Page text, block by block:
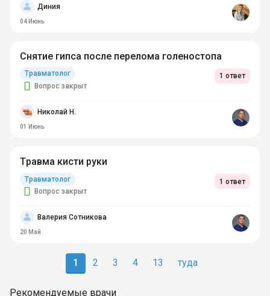
Диния
04 Июнь
Снятие гипса после перелома голеностопа
Травматолог
Вопрос закрыт
1 ответ
Николай Н.
01 Июнь
Травма кисти руки
Травматолог
Вопрос закрыт
1 ответ
Валерия Сотникова
20 Май
1 2 3 4 13 туда
Рекомендуемые врачи